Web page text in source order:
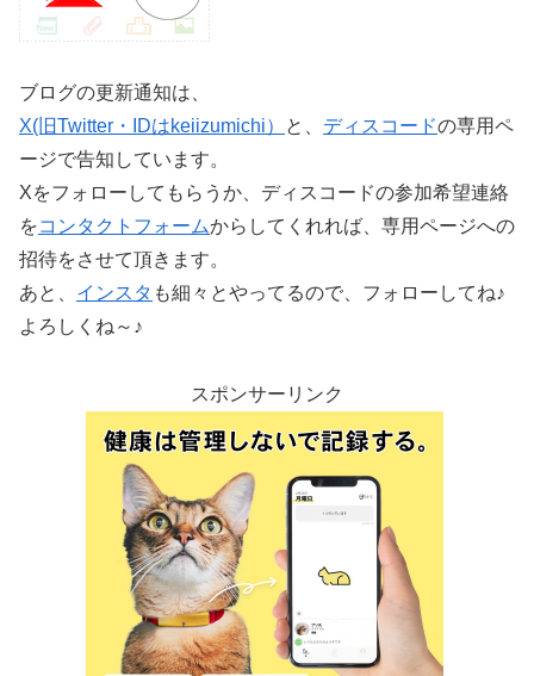
ブログの更新通知は、
X(旧Twitter・IDはkeiizumichi）
と、 ディスコードの専用ペ
ージで告知しています。
Xをフォローしてもらうか、ディスコードの参加希望連絡
をコンタクトフォームからしてくれれば、専用ページへの
招待をさせて頂きます。
あと、 インスタ も細々とやってるので、フォローしてね♪
よろしくね～♪
スポンサーリンク